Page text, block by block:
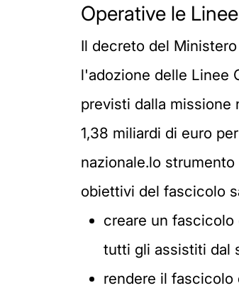
Operative le
Il decreto del
l'adozione delle Linee
previsti dalla missione
1,38 miliardi di euro
nazionale.lo
obiettivi del fascicolo
creare un
tutti gli assistiti dal
rendere il